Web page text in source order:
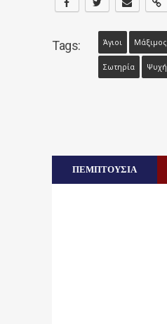
Tags: Άγιοι Μάξιμος
Σωτηρία Ψυχή
ΠΕΜΠΤΟΥΣΙΑ